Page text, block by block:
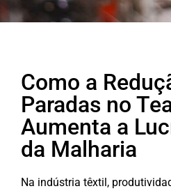
Como a
Paradas no
Aumenta a
da Malharia
Na indústria têxtil,